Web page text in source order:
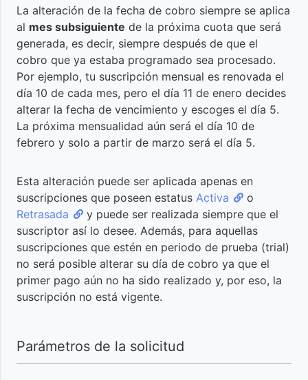
La alteración de la fecha de cobro siempre se aplica
al mes subsiguiente de la próxima cuota que será
generada, es decir, siempre después de que el
cobro que ya estaba programado sea procesado.
Por ejemplo, tu suscripción mensual es renovada el
día 10 de cada mes, pero el día 11 de enero decides
alterar la fecha de vencimiento y escoges el día 5.
La próxima mensualidad aún será el día 10 de
febrero y solo a partir de marzo será el día 5.
Esta alteración puede ser aplicada apenas en
suscripciones que poseen estatus Activa
o
Retrasada
y puede ser realizada siempre que el
suscriptor así lo desee. Además, para aquellas
suscripciones que estén en periodo de prueba (trial)
no será posible alterar su día de cobro ya que el
primer pago aún no ha sido realizado y, por eso, la
suscripción no está vigente.
Parámetros de la solicitud
Rate
Limit
Paginación
Custom
Response
atrasadas
para
recuperarlas
Conocer
cuántos y
qué
clientes
cancelado
su
suscripción
Integrar
el
checkout
de
página
de
Transacciones
de
suscripción
Obtener
compras de
suscriptores
Cancelar
suscripción
Cancelar lista
de
suscripciones
el cobro
de
Resumen
de
ventas
Participantes
de ventas
Comisiones
de ventas
Detalle
de
precios
de
ventas
Reembolso
de ventas
Obtener
módulos
Obtener
Páginas
Obtener
Obtener el
progreso
del
estudiante
Obtener
Productos
Obtener
Ofertas
de
Producto
Planes
de
Producto
Cupón de
descuento
Introducción
Crear
Cupón
Obtener
Cupón
Eliminar
Cupón
Entradas
para
eventos
Informaciones
del Evento
Listado de
entradas y
participantes
Introducción
Iniciar una
negociación
Nuevo
Webhook
Sobre
Webhooks
Usuario
Obtener
Usuario
Changelog